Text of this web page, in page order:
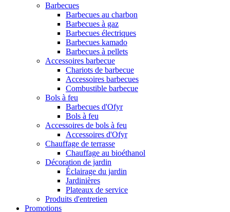
Barbecues
Barbecues au charbon
Barbecues à gaz
Barbecues électriques
Barbecues kamado
Barbecues à pellets
Accessoires barbecue
Chariots de barbecue
Accessoires barbecues
Combustible barbecue
Bols à feu
Barbecues d'Ofyr
Bols à feu
Accessoires de bols à feu
Accessoires d'Ofyr
Chauffage de terrasse
Chauffage au bioéthanol
Décoration de jardin
Éclairage du jardin
Jardinières
Plateaux de service
Produits d'entretien
Promotions